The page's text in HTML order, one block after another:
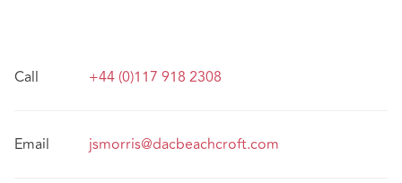
Call +44 (0)117 918 2308
Email jsmorris@dacbeachcroft.com